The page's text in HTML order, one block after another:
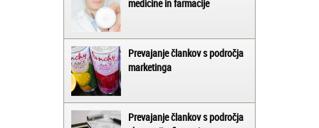
medicine in farmacije
Prevajanje člankov s področja
marketinga
Prevajanje člankov s področja